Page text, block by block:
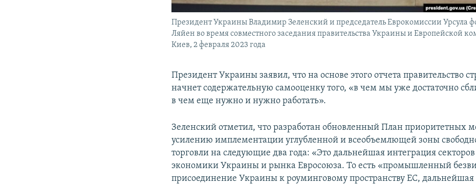
Президент Украины Владимир Зеленский и председатель Еврокомиссии Урсула
Ляйен во время совместного заседания правительства Украины и Европейской
Киев, 2 февраля 2023 года
Президент Украины заявил, что на основе этого отчета правительство
начнет содержательную самооценку того, «в чем мы уже достаточно
в чем еще нужно и нужно работать».
Зеленский отметил, что разработан обновленный План приоритетных
усилению имплементации углубленной и всеобъемлющей зоны
торговли на следующие два года: «Это дальнейшая интеграция секторов
экономики Украины и рынка Евросоюза. То есть «промышленный
присоединение Украины к роуминговому пространству ЕС, дальнейшая